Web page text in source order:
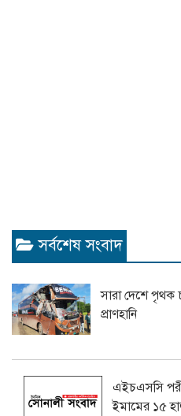
সর্বশেষ সংবাদ
সারা দেশে পৃথক
প্রাণহানি
এইচএসসি
ইমামের ১৫